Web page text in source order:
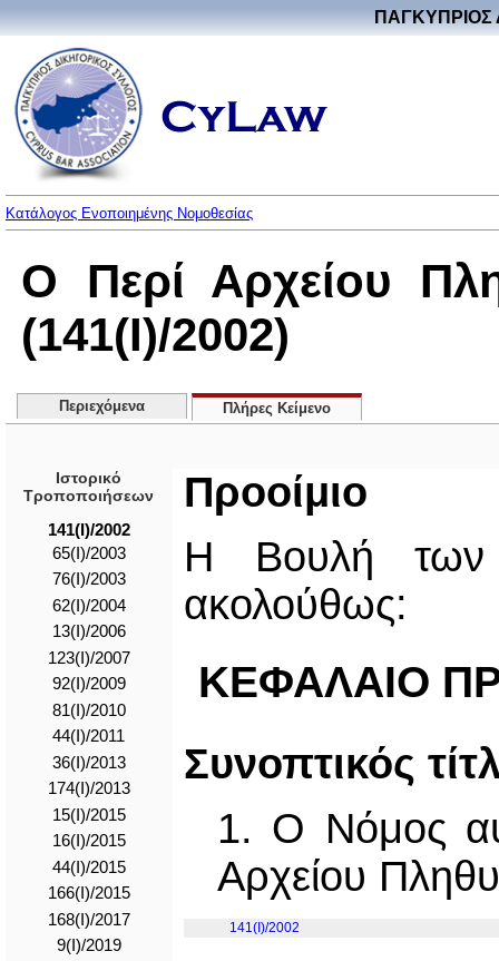
ΠΑΓΚΥΠΡΙΟΣ
Κατάλογος Ενοποιημένης Νομοθεσίας
Ο Περί Αρχείου
(141(I)/2002)
Περιεχόμενα Πλήρες Κείμενο
Ιστορικό
Τροποποιήσεων
141(I)/2002
65(I)/2003
76(I)/2003
62(I)/2004
13(I)/2006
123(I)/2007
92(I)/2009
81(I)/2010
44(I)/2011
36(I)/2013
174(Ι)/2013
15(Ι)/2015
16(Ι)/2015
44(Ι)/2015
166(I)/2015
168(I)/2017
9(I)/2019
Προοίμιο
Η Βουλή των
ακολούθως:
ΚΕΦΑΛΑΙΟ
Συνοπτικός
1. Ο Νόμος
Αρχείου
141(I)/2002